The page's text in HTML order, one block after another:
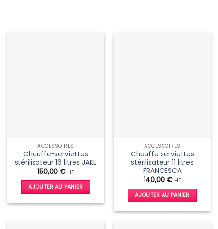
ACCESSOIRES
Chauffe-serviettes
stérilisateur 16 litres JAKE
150,00 € HT
AJOUTER AU PANIER
ACCESSOIRES
Chauffe serviettes
stérilisateur 11 litres
FRANCESCA
140,00 € HT
AJOUTER AU PANIER